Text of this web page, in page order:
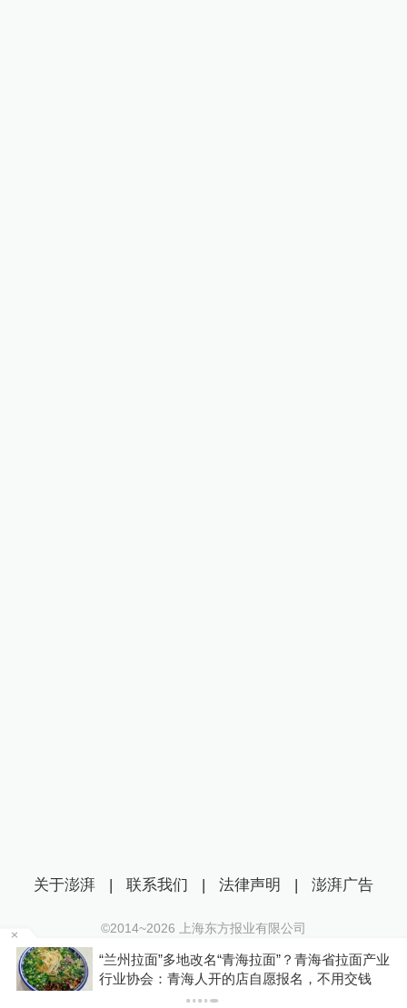
“兰州拉面”多地改名“青海拉面”？青海省拉面产业
行业协会：青海人开的店自愿报名，不用交钱
关于澎湃 | 联系我们 | 法律声明 | 澎湃广告
©2014~2026 上海东方报业有限公司
沪ICP证：沪B2-20170116 | 沪ICP备14003370号
互联网新闻信息服务许可证：31120170006
沪公网安备 31010602000299号